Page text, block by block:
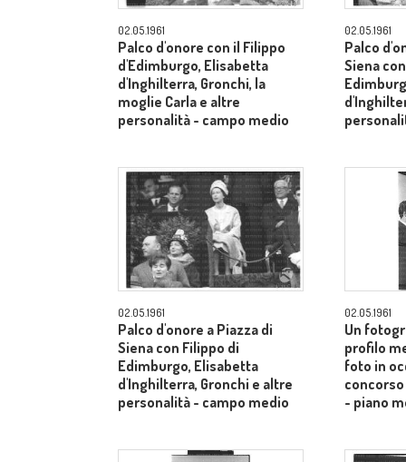
02.05.1961
Palco d'onore con il Filippo
d'Edimburgo, Elisabetta
d'Inghilterra, Gronchi, la
moglie Carla e altre
personalità - campo medio
02.05.1961
Palco
Siena
02.05.1961
Palco d'onore a Piazza di
Siena con Filippo di
Edimburgo, Elisabetta
d'Inghilterra, Gronchi e altre
personalità - campo medio
02.05.1961
Un
profilo
foto in
- piano